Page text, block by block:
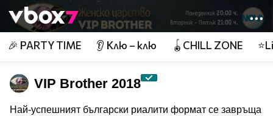
👾
🎉 PARTY TIME 👂 Клю – клю 🪀CHILL ZONE
VIP Brother 2018
Най-успешният български риалити формат се завръща